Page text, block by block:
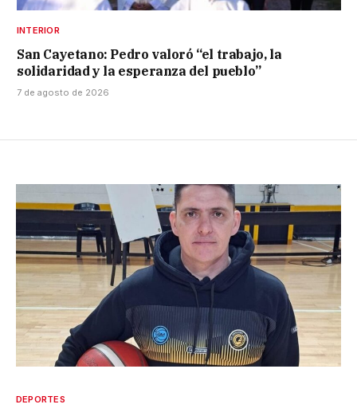
INTERIOR
San Cayetano: Pedro valoró “el trabajo, la
solidaridad y la esperanza del pueblo”
7 de agosto de 2026
DEPORTES